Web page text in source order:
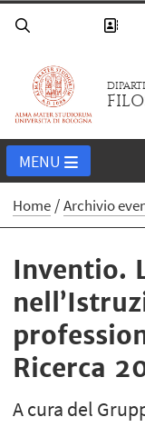
MENU
Home Archivio
Inventio.
Ricerca
A cura del